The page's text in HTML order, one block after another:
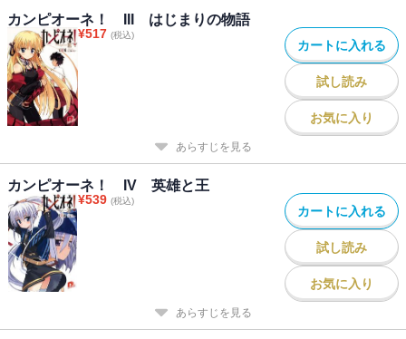
カンピオーネ！ III はじまりの物語
¥517 (税込)
カートに入れる
試し読み
お気に入り
あらすじを見る
カンピオーネ！ IV 英雄と王
¥539 (税込)
カートに入れる
試し読み
お気に入り
あらすじを見る